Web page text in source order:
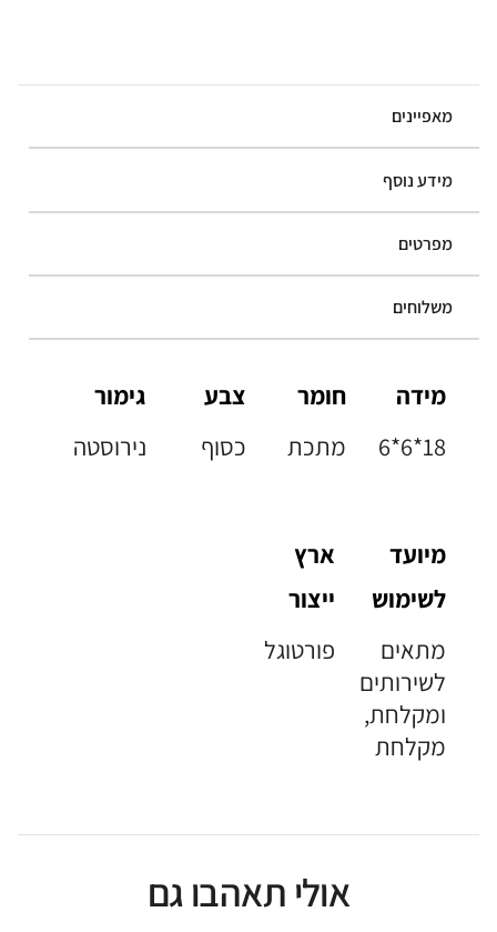
מאפיינים
מידע נוסף
מפרטים
משלוחים
מידה
6*6*18
חומר
מתכת
צבע
כסוף
גימור
נירוסטה
מיועד
לשימוש
מתאים
לשירותים
ומקלחת,
מקלחת
ארץ
ייצור
פורטוגל
אולי תאהבו גם